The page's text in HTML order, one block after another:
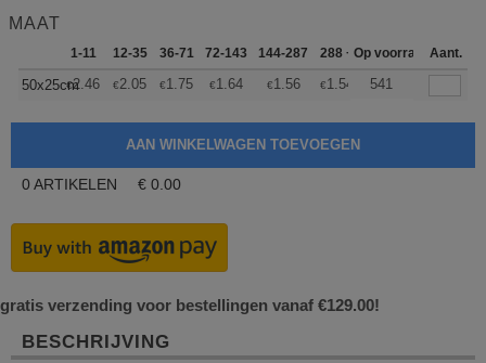
MAAT
1-11 12-35 36-71 72-143 144-287 288 + Meer
Op voorraadAant.
50x25cm
€2.46 €2.05 €1.75 €1.64 €1.56 €1.54 +
541
0 ARTIKELEN € 0.00
gratis verzending voor bestellingen vanaf €129.00!
BESCHRIJVING